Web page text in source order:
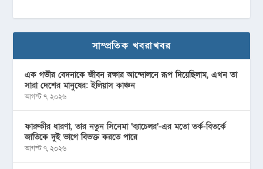
সাম্প্রতিক খবরাখবর
এক গভীর বেদনাকে জীবন রক্ষার আন্দোলনে রূপ দিয়েছিলাম, এখন তা
সারা দেশের মানুষের: ইলিয়াস কাঞ্চন
আগস্ট ৭, ২০২৬
ফারুকীর ধারণা, তার নতুন সিনেমা ‘ব্যাচেলর’-এর মতো তর্ক-বিতর্কে
জাতিকে দুই ভাগে বিভক্ত করতে পারে
আগস্ট ৭, ২০২৬